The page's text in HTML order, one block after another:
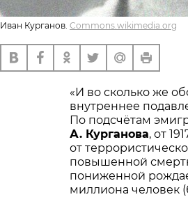
Иван Курганов. Commons.wikimedia.org
«И во сколько же
внутреннее
По подсчётам
А. Курганова, от
от
повышенной
пониженной
миллиона человек